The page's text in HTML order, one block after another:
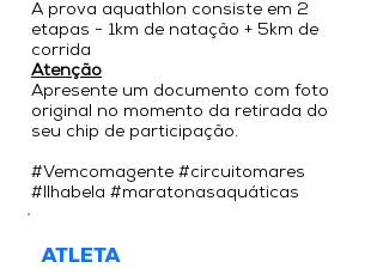
A prova aquathlon consiste em 2
etapas - 1km de natação + 5km de
corrida
Atenção
Apresente um documento com foto
original no momento da retirada do
seu chip de participação.
#Vemcomagente #circuitomares
#Ilhabela #maratonasaquáticas
ATLETA